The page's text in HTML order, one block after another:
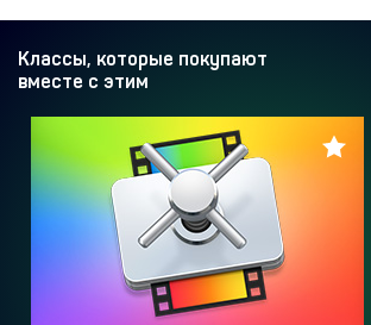
Классы, которые покупают
вместе с этим